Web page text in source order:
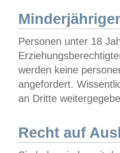
Personen unter 18
werden keine
angefordert.
an Dritte
Recht auf